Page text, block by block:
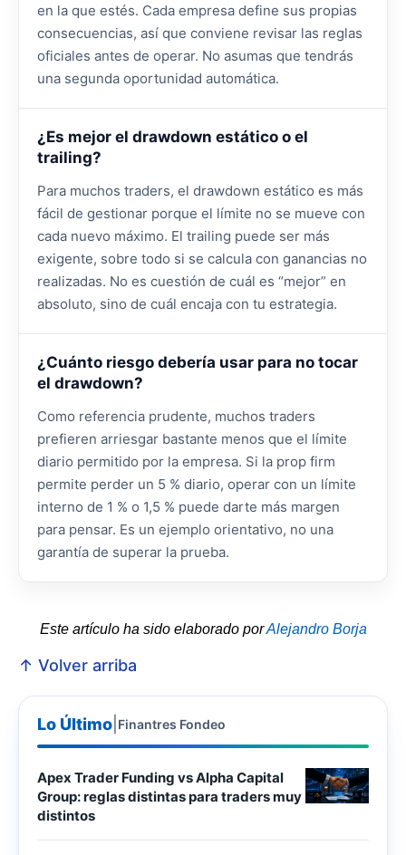
en la que estés. Cada empresa define sus propias
consecuencias, así que conviene revisar las reglas
oficiales antes de operar. No asumas que tendrás
una segunda oportunidad automática.
¿Es mejor el drawdown estático o el
trailing?
Para muchos traders, el drawdown estático es más
fácil de gestionar porque el límite no se mueve con
cada nuevo máximo. El trailing puede ser más
exigente, sobre todo si se calcula con ganancias no
realizadas. No es cuestión de cuál es “mejor” en
absoluto, sino de cuál encaja con tu estrategia.
¿Cuánto riesgo debería usar para no tocar
el drawdown?
Como referencia prudente, muchos traders
prefieren arriesgar bastante menos que el límite
diario permitido por la empresa. Si la prop firm
permite perder un 5 % diario, operar con un límite
interno de 1 % o 1,5 % puede darte más margen
para pensar. Es un ejemplo orientativo, no una
garantía de superar la prueba.
Este artículo ha sido elaborado porAlejandro Borja
↑ Volver arriba
Lo Último Finantres Fondeo
Apex Trader Funding vs Alpha Capital
Group: reglas distintas para traders muy
distintos